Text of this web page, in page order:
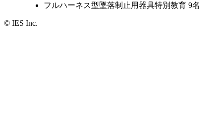
フルハーネス型墜落制止用器具特別教育 9名
© IES Inc.